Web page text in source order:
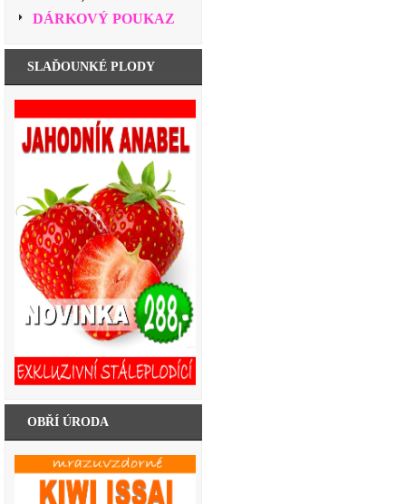
DÁRKOVÝ POUKAZ
SLAĎOUNKÉ PLODY
OBŘÍ ÚRODA